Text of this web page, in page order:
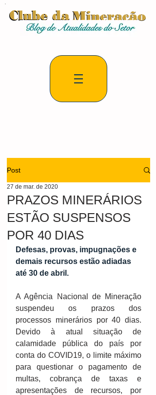
Post
PRAZOS MINERÁRIOS
ESTÃO SUSPENSOS
POR 40 DIAS
27 de mar. de 2020
Defesas, provas, impugnações e
demais recursos estão adiadas
até 30 de abril.
A Agência Nacional de Mineração
suspendeu os prazos dos
processos minerários por 40 dias.
Devido à atual situação de
calamidade pública do país por
conta do COVID19, o limite máximo
para questionar o pagamento de
multas, cobrança de taxas e
apresentações de recursos, por